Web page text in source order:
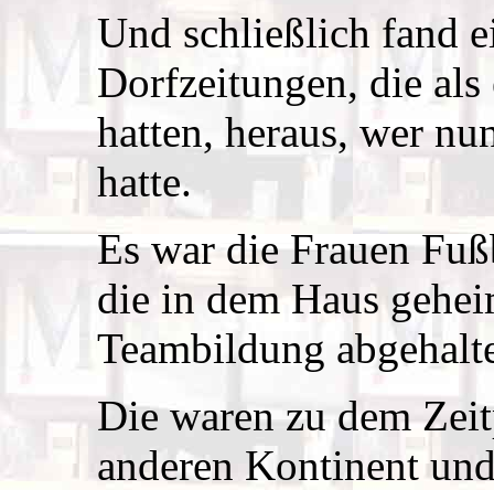
Und schließlich fand
Dorfzeitungen, die als
hatten, heraus, wer
hatte.
Es war die Frauen
die in dem Haus
Teambildung
Die waren zu dem
anderen Kontinent